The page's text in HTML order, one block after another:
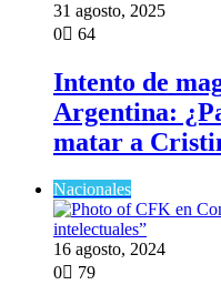
31 agosto, 2025
0
64
Intento de
Argentina:
matar a
Nacionales
16 agosto, 2024
0
79